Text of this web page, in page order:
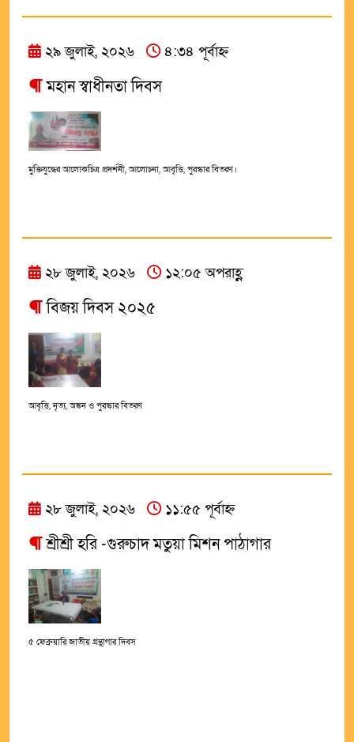
২৯ জুলাই, ২০২৬ ৪:৩৪ পূর্বাহ্ন
মহান স্বাধীনতা দিবস
মুক্তিযুদ্ধের আলোকচিত্র প্রদর্শনী, আলোচনা, আবৃত্তি, পুরস্কার বিতরণ।
২৮ জুলাই, ২০২৬ ১২:০৫ অপরাহ্ণ
বিজয় দিবস ২০২৫
আবৃত্তি, নৃত্য, অঙ্কন ও পুরস্কার বিতরণ
২৮ জুলাই, ২০২৬ ১১:৫৫ পূর্বাহ্ন
শ্রীশ্রী হরি -গুরুচাদ মতুয়া মিশন পাঠাগার
৫ ফেব্রুয়ারি জাতীয় গ্ৰন্থাগার দিবস